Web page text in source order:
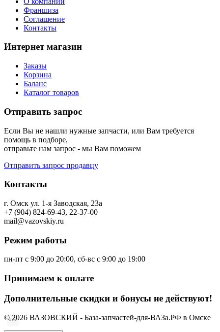
Франшиза
Соглашение
Контакты
Интернет магазин
Заказы
Корзина
Баланс
Каталог товаров
Отправить запрос
Если Вы не нашли нужные запчасти, или Вам требуется
помощь в подборе,
отправьте нам запрос - мы Вам поможем
Отправить запрос продавцу
Контакты
г. Омск ул. 1-я Заводская, 23а
+7 (904) 824-69-43, 22-37-00
mail@vazovskiy.ru
Режим работы
пн-пт с 9:00 до 20:00, сб-вс с 9:00 до 19:00
Принимаем к оплате
Дополнительные скидки и бонусы не действуют!
© 2026 ВАЗОВСКИЙ - База-запчастей-для-ВАЗа.РФ в Омске